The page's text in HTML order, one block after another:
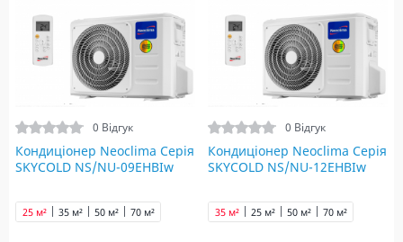
0 Відгук
Кондиціонер Neoclima Серія
SKYCOLD NS/NU-09EHBIw
25 м² 35 м² 50 м² 70 м²
0 Відгук
Кондиціонер Neoclima Серія
SKYCOLD NS/NU-12EHBIw
25 м²
35 м² 50 м² 70 м²